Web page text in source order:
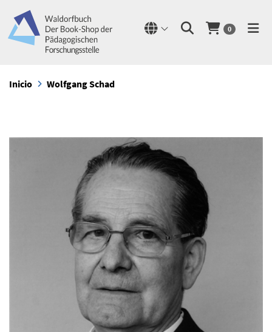
0
Inicio Wolfgang Schad